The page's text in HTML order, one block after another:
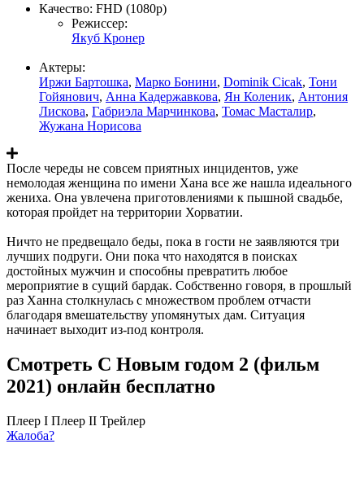
Качество: FHD (1080p)
Режиссер:
Якуб Кронер
Актеры:
Иржи Бартошка, Марко Бонини, Dominik Cicak, Тони
Гойянович, Анна Кадержавкова, Ян Коленик, Антония
Лискова, Габриэла Марчинкова, Томас Масталир,
Жужана Норисова
После череды не совсем приятных инцидентов, уже
немолодая женщина по имени Хана все же нашла идеального
жениха. Она увлечена приготовлениями к пышной свадьбе,
которая пройдет на территории Хорватии.
Ничто не предвещало беды, пока в гости не заявляются три
лучших подруги. Они пока что находятся в поисках
достойных мужчин и способны превратить любое
мероприятие в сущий бардак. Собственно говоря, в прошлый
раз Ханна столкнулась с множеством проблем отчасти
благодаря вмешательству упомянутых дам. Ситуация
начинает выходит из-под контроля.
Смотреть С Новым годом 2 (фильм
2021) онлайн бесплатно
Плеер I Плеер II Трейлер
Жалоба?